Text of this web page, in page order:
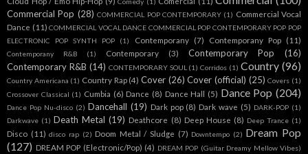
Commercial Pop (28) COMMERCIAL POP CONTEMPORARY (1) Commercial Vocal
Dance (11) COMMERCIAL VOCAL DANCE COMMERCIAL POP CONTEMPORARY POP POP
ELECTRONIC POP SYNTH POP
(1) Contemporany (7) Contemporany Pop (11)
Contemporany R&B (1) Contemporary (3) Contemporary Pop
(16)
Contemporary R&B (14) CONTEMPORARY SOUL (1) Corridos (1) Country (96)
Country Americana (1) Country Rap (4) Cover (26) Cover (official) (25) Covers (1)
Crossover Classical (1) Cumbia (6) Dance (8) Dance Hall (5) Dance Pop (204)
Dance Pop Nu-disco (2) Dancehall (19) Dark pop (8) Dark wave (5) DARK-POP (1)
Darkwave (1) Death Metal (19) Deathcore (8) Deep House (8) Deep Trance (1)
Disco (11) disco rap (2) Doom Metal / Sludge (7) Downtempo (2) Dream Pop
(127) DREAM POP (Electronic/Pop) (4) DREAM POP (Guitar Dreamy Mellow Vibes)